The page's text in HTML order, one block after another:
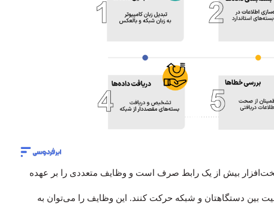
بیش از یک رابط صرف است و وظایف متعددی را بر عهده
بین دستگاهتان و شبکه حرکت کنند. این وظایف را می‌توان به